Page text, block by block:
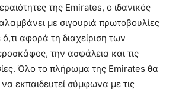
της Emirates, ο ιδανικός
με σιγουριά πρωτοβουλίες
αφορά τη διαχείριση των
την ασφάλεια και τις
Όλο το πλήρωμα της Emirates θα
να εκπαιδευτεί σύμφωνα με τις